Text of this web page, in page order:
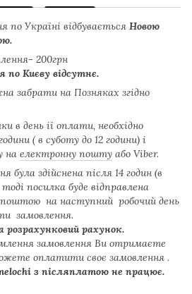
по Україні відбувається Новою
200грн
по Києву відсутнє.
забрати на Позняках згідно
в день ії оплати, необхідно
( в суботу до 12 години) і
на електронну пошту або Viber.
здійснена після 14 годин (в
посилка буде відправлена
на наступний робочий день
замовлення.
розрахунковий рахунок.
замовлення Ви отримаєте
оплатити своє замовлення .
з післяплатою не працює.